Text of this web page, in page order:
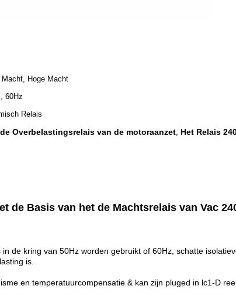
Macht, Hoge Macht
60Hz
Relais
Overbelastingsrelais van de motoraanzet, Het Relais
de Basis van het de Machtsrelais van Vac
de kring van 50Hz worden gebruikt of 60Hz, schatte
is.
en temperatuurcompensatie & kan zijn pluged in lc1-D